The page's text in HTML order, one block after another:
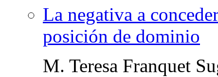
La negativa a
posición de dominio
M. Teresa Franquet